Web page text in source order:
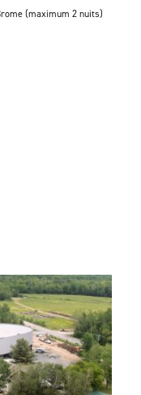
(maximum 2 nuits)